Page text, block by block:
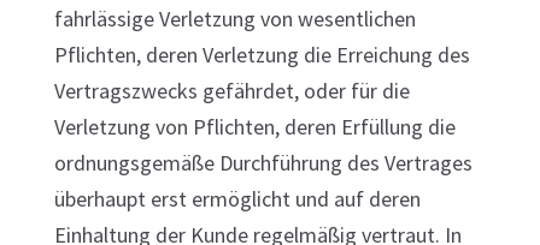
fahrlässige Verletzung von wesentlichen
Pflichten, deren Verletzung die Erreichung des
Vertragszwecks gefährdet, oder für die
Verletzung von Pflichten, deren Erfüllung die
ordnungsgemäße Durchführung des Vertrages
überhaupt erst ermöglicht und auf deren
Einhaltung der Kunde regelmäßig vertraut. In